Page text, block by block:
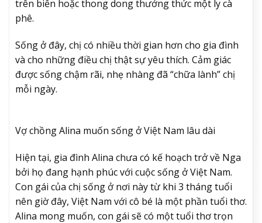
trên biển hoặc thong dong thưởng thức một ly cà
phê.
Sống ở đây, chị có nhiều thời gian hơn cho gia đình
và cho những điều chị thật sự yêu thích. Cảm giác
được sống chậm rãi, nhẹ nhàng đã “chữa lành” chị
mỗi ngày.
Vợ chồng Alina muốn sống ở Việt Nam lâu dài
Hiện tại, gia đình Alina chưa có kế hoạch trở về Nga
bởi họ đang hạnh phúc với cuộc sống ở Việt Nam.
Con gái của chị sống ở nơi này từ khi 3 tháng tuổi
nên giờ đây, Việt Nam với cô bé là một phần tuổi thơ.
Alina mong muốn, con gái sẽ có một tuổi thơ trọn